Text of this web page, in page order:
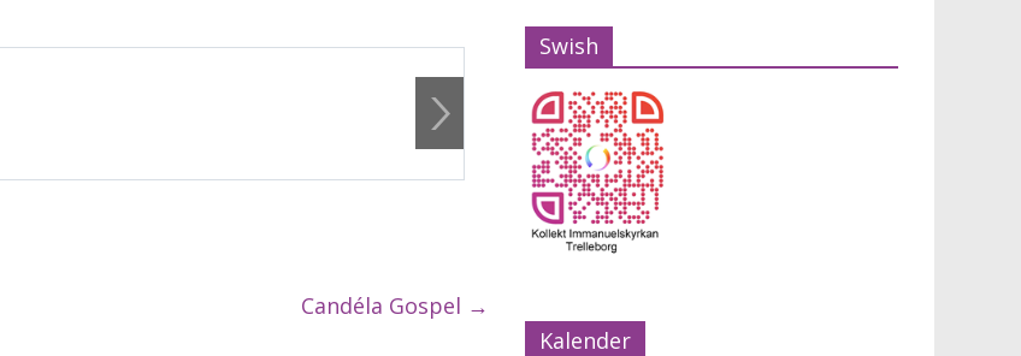
Sång och musik på Nybostrand
2026-07-11 19:00 - 2026-07-11 20:00
Musik i sommarkvällen med Tae Wha Lee och Daniel
Candéla Gospel →
Swish
Kalender